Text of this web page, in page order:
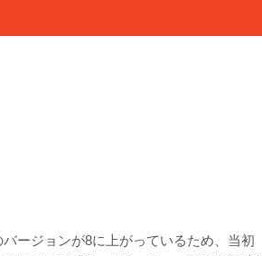
ージョンが8に上がっているため、当初